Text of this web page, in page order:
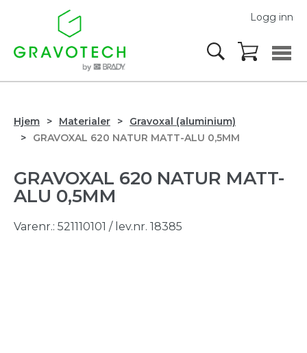
Logg inn
Hjem Materialer
Gravoxal (aluminium)
GRAVOXAL 620 NATUR MATT-ALU 0,5MM
GRAVOXAL 620 NATUR MATT-
ALU 0,5MM
Varenr.: 521110101 / lev.nr. 18385